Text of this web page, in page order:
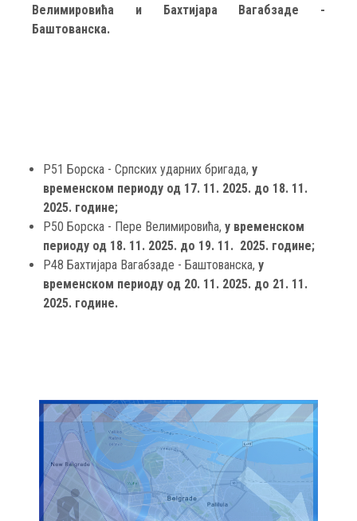
Велимировића и Бахтијара Вагабзаде -
Баштованска.
Р51 Борска - Српских ударних бригада, у
временском периоду од 17. 11. 2025. до 18. 11.
2025. године;
Р50 Борска - Пере Велимировића, у временском
периоду од 18. 11. 2025. до 19. 11. 2025. године;
Р48 Бахтијара Вагабзаде - Баштованска, у
временском периоду од 20. 11. 2025. до 21. 11.
2025. године.